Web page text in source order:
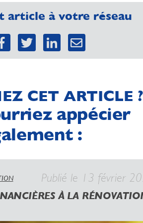
article à votre réseau
CET ARTICLE ?
appécier
:
Publié le 13 février
À LA